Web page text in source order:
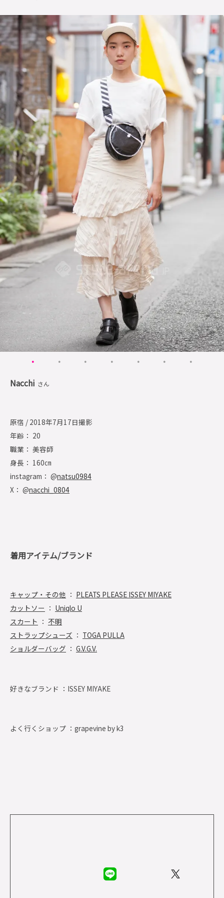
Nacchi さん
原宿 / 2018年7月17日撮影
年齢： 20
職業： 美容師
身長： 160㎝
instagram： @natsu0984
X： @nacchi_0804
着用アイテム/ブランド
キャップ・その他 ： PLEATS PLEASE ISSEY MIYAKE
カットソー ： Uniqlo U
スカート ： 不明
ストラップシューズ ： TOGA PULLA
ショルダーバッグ ： G.V.G.V.
好きなブランド ： ISSEY MIYAKE
よく行くショップ ： grapevine by k3